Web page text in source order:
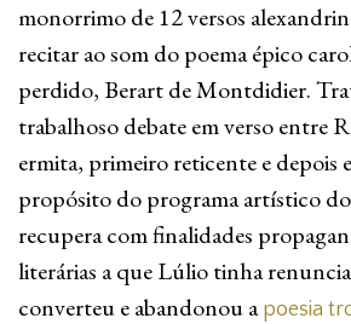
monorrimo de 12 versos
recitar ao som do poema épico
perdido, Berart de Montdidier.
trabalhoso debate em verso entre
ermita, primeiro reticente e depois
propósito do programa artístico
recupera com finalidades
literárias a que Lúlio tinha
converteu e abandonou a poesia